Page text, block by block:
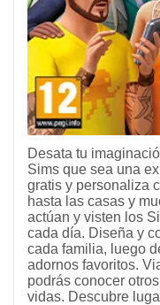
Desata tu
Sims que sea una
gratis y personaliza
hasta las casas y
actúan y visten los
cada día. Diseña y
cada familia, luego
adornos favoritos.
podrás conocer
vidas. Descubre